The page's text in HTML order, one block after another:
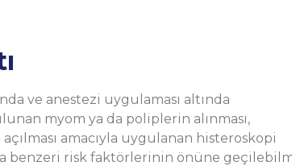
ve anestezi uygulaması altında
myom ya da poliplerin alınması,
açılması amacıyla uygulanan histeroskopi
da benzeri risk faktörlerinin önüne